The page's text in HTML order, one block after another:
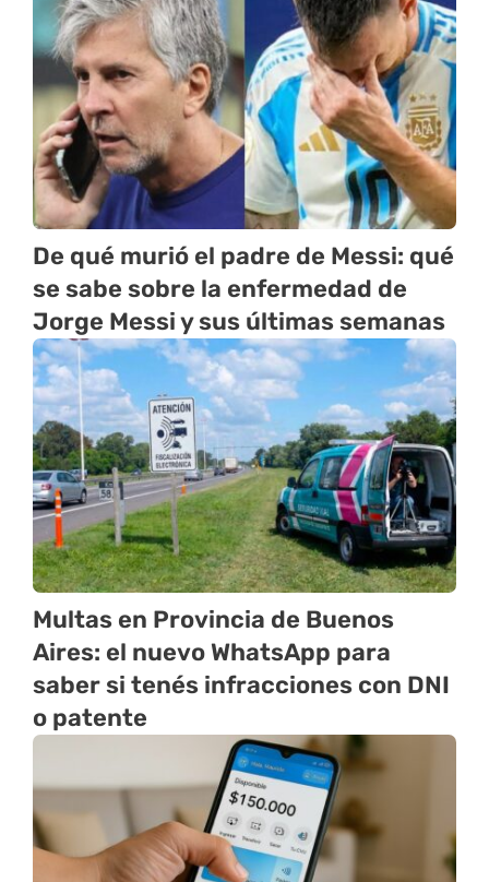
De qué murió el padre de Messi: qué
se sabe sobre la enfermedad de
Jorge Messi y sus últimas semanas
Multas en Provincia de Buenos
Aires: el nuevo WhatsApp para
saber si tenés infracciones con DNI
o patente